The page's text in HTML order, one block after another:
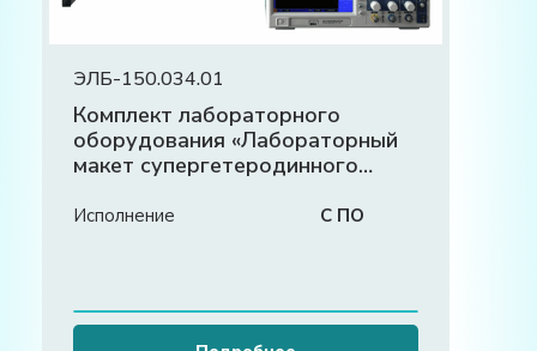
ЭЛБ-150.034.01
Комплект лабораторного
оборудования «Лабораторный
макет супергетеродинного
Исполнение С ПО